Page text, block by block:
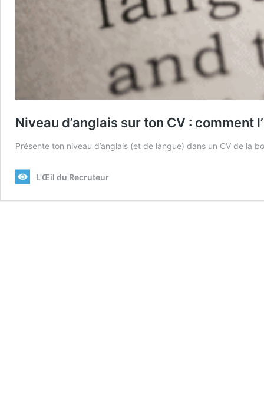
Niveau d’anglais sur ton CV : comment
Présente ton niveau d’anglais (et de langue) dans un CV de la
L'Œil du Recruteur